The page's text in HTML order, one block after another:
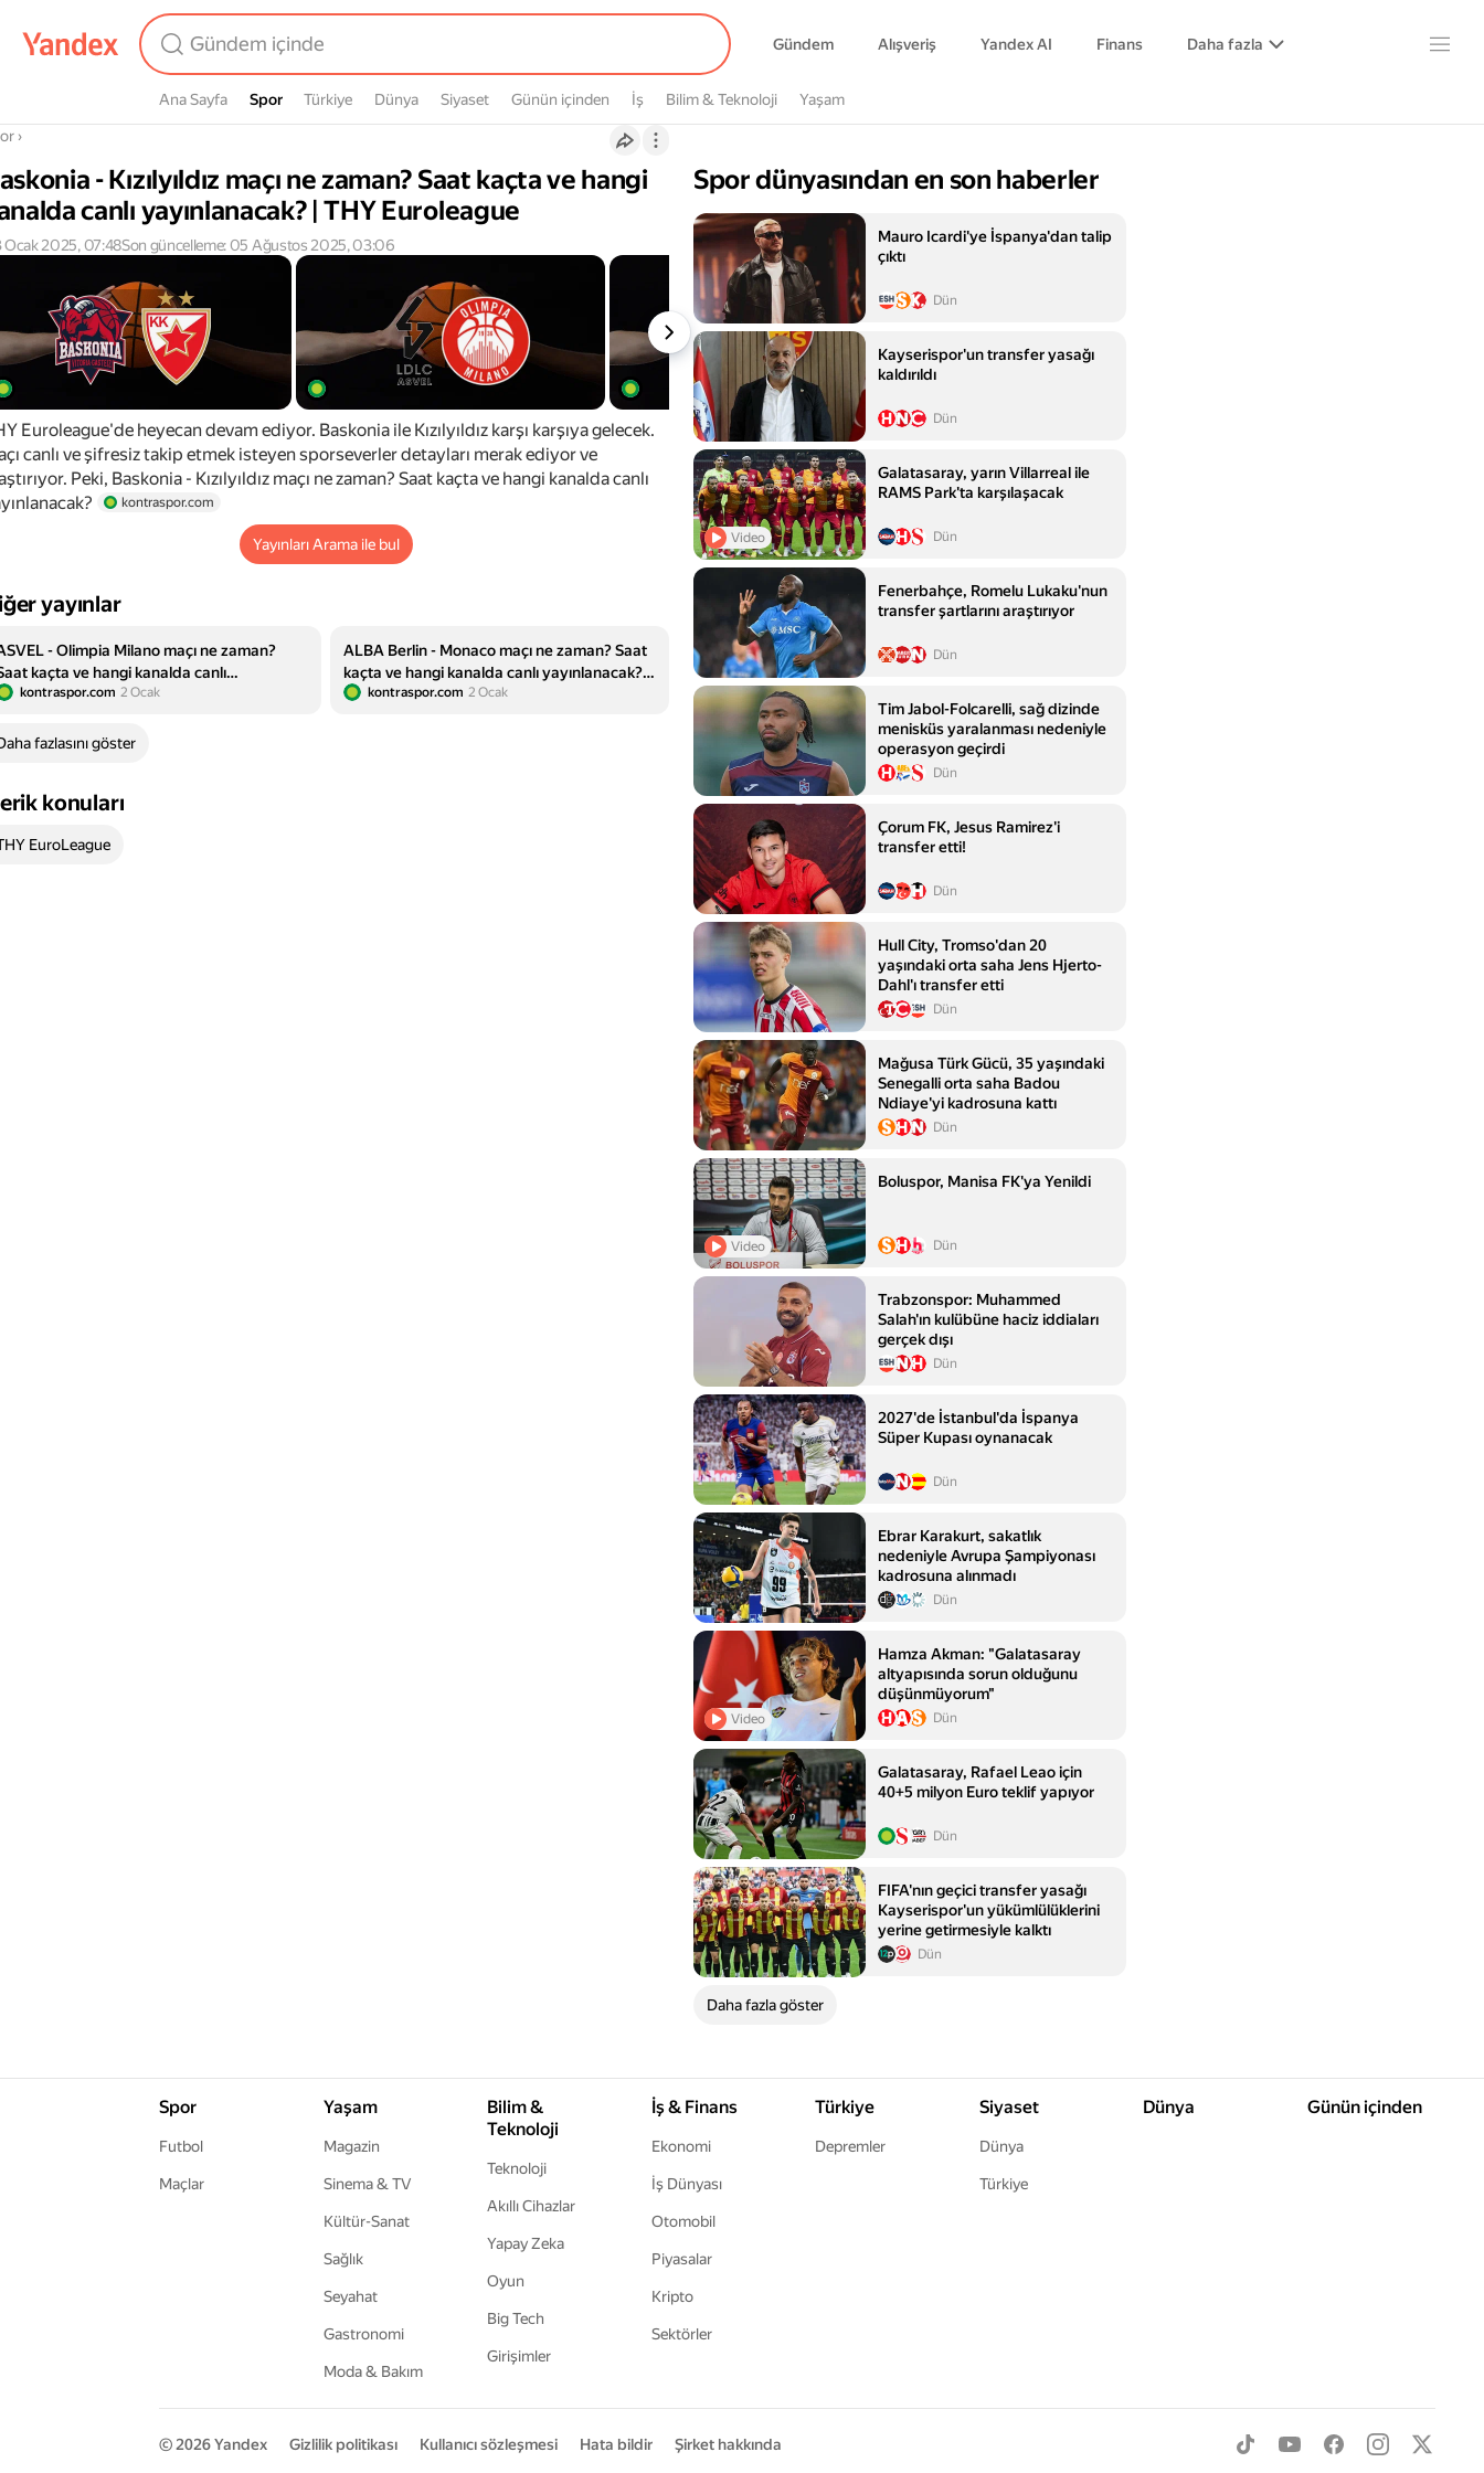
Gündem Alışveriş Yandex AI Finans Daha fazla
Ana Sayfa Spor
Spor Türkiye Dünya Siyaset Günün içinden İş Bilim & Teknoloji Yaşam
›
- Kızılyıldız maçı ne zaman? Saat kaçta ve hangi
canlı yayınlanacak? | THY Euroleague
Ocak 2025, 07:48Son güncelleme: 05 Ağustos 2025, 03:06
Euroleague'de heyecan devam ediyor. Baskonia ile Kızılyıldız karşı karşıya gelecek.
canlı ve şifresiz takip etmek isteyen sporseverler detayları merak ediyor ve
Peki, Baskonia - Kızılyıldız maçı ne zaman? Saat kaçta ve hangi kanalda canlı
kontraspor.com
Yayınları Arama ile bul
yayınlar
- Olimpia Milano maçı ne zaman?
kaçta ve hangi kanalda canlı
| THY Euroleague
kontraspor.com 2 Ocak
ALBA Berlin - Monaco maçı ne zaman? Saat
kaçta ve hangi kanalda canlı yayınlanacak? |
THY Euroleague
kontraspor.com 2 Ocak
fazlasını göster
konuları
EuroLeague
Spor dünyasından en son haberler
Mauro Icardi'ye İspanya'dan talip
çıktı
Dün
Kayserispor'un transfer yasağı
kaldırıldı
Dün
Video
Galatasaray, yarın Villarreal ile
RAMS Park'ta karşılaşacak
Dün
Fenerbahçe, Romelu Lukaku'nun
transfer şartlarını araştırıyor
Dün
Tim Jabol-Folcarelli, sağ dizinde
menisküs yaralanması nedeniyle
operasyon geçirdi
Dün
Çorum FK, Jesus Ramirez'i
transfer etti!
Dün
Hull City, Tromso'dan 20
yaşındaki orta saha Jens Hjerto-
Dahl'ı transfer etti
Dün
Mağusa Türk Gücü, 35 yaşındaki
Senegalli orta saha Badou
Ndiaye'yi kadrosuna kattı
Dün
Video
Boluspor, Manisa FK'ya Yenildi
Dün
Trabzonspor: Muhammed
Salah'ın kulübüne haciz iddiaları
gerçek dışı
Dün
2027'de İstanbul'da İspanya
Süper Kupası oynanacak
Dün
Ebrar Karakurt, sakatlık
nedeniyle Avrupa Şampiyonası
kadrosuna alınmadı
Dün
Video
Hamza Akman: "Galatasaray
altyapısında sorun olduğunu
düşünmüyorum"
Dün
Galatasaray, Rafael Leao için
40+5 milyon Euro teklif yapıyor
Dün
FIFA'nın geçici transfer yasağı
Kayserispor'un yükümlülüklerini
yerine getirmesiyle kalktı
Dün
Daha fazla göster
Spor
Futbol
Maçlar
Yaşam
Magazin
Sinema & TV
Kültür-Sanat
Sağlık
Seyahat
Gastronomi
Moda & Bakım
Bilim &
Teknoloji
Teknoloji
Akıllı Cihazlar
Yapay Zeka
Oyun
Big Tech
Girişimler
İş & Finans
Ekonomi
İş Dünyası
Otomobil
Piyasalar
Kripto
Sektörler
Türkiye
Depremler
Siyaset
Dünya
Türkiye
Dünya Günün içinden
© 2026Yandex Gizlilik politikası Kullanıcı sözleşmesi Hata bildir Şirket hakkında